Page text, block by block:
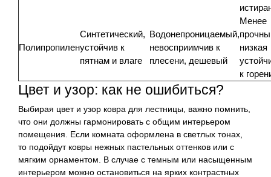
Полипропилен
Синтетический,
устойчив к
пятнам и влаге
Водонепроницаемый,
невосприимчив к
плесени, дешевый
Менее
низкая
к
Цвет и узор: как не ошибиться?
Выбирая цвет и узор ковра для лестницы, важно помнить,
что они должны гармонировать с общим интерьером
помещения. Если комната оформлена в светлых тонах,
то подойдут ковры нежных пастельных оттенков или с
мягким орнаментом. В случае с темным или насыщенным
интерьером можно остановиться на ярких контрастных